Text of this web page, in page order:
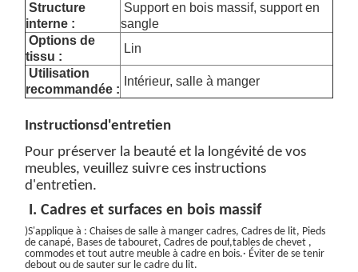
Structure
interne :
Support en bois massif, support en
sangle
Options de
tissu :
Lin
Utilisation
recommandée :
Intérieur, salle à manger
Instructionsd'entretien
Pour préserver la beauté et la longévité de vos
meubles, veuillez suivre ces instructions
d'entretien.
I. Cadres et surfaces en bois massif
)S'applique à : Chaises de salle à manger cadres, Cadres de lit, Pieds
de canapé, Bases de tabouret, Cadres de pouf,tables de chevet ,
commodes et tout autre meuble à cadre en bois.· Éviter de se tenir
debout ou de sauter sur le cadre du lit.